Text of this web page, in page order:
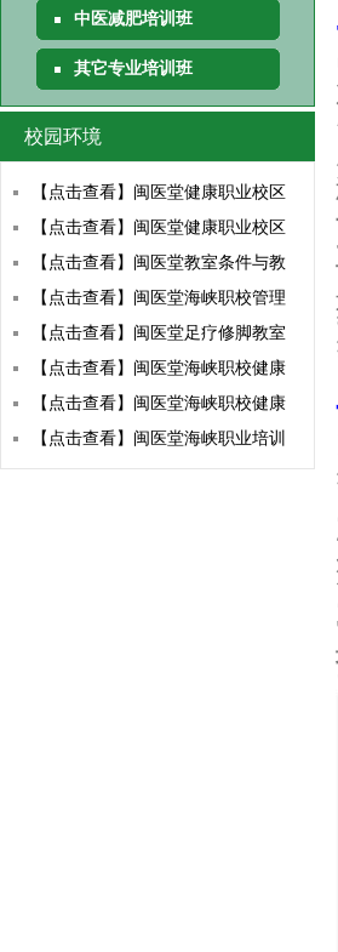
中医减肥培训班
其它专业培训班
校园环境
【点击查看】闽医堂健康职业校区
【点击查看】闽医堂健康职业校区
【点击查看】闽医堂教室条件与教
【点击查看】闽医堂海峡职校管理
【点击查看】闽医堂足疗修脚教室
【点击查看】闽医堂海峡职校健康
【点击查看】闽医堂海峡职校健康
【点击查看】闽医堂海峡职业培训